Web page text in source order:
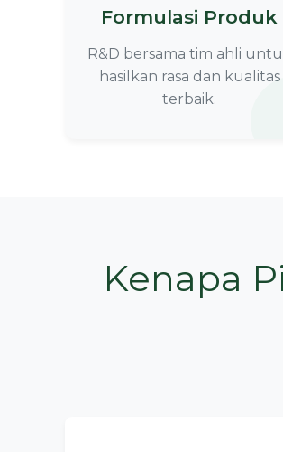
Formulasi Produk
R&D bersama tim ahli
hasilkan rasa dan kualitas
terbaik.
Kenapa